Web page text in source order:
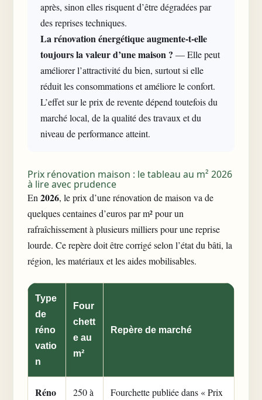
après, sinon elles risquent d’être dégradées par
des reprises techniques.
La rénovation énergétique augmente-t-elle
toujours la valeur d’une maison ? — Elle peut
améliorer l’attractivité du bien, surtout si elle
réduit les consommations et améliore le confort.
L’effet sur le prix de revente dépend toutefois du
marché local, de la qualité des travaux et du
niveau de performance atteint.
Prix rénovation maison : le tableau au m² 2026
à lire avec prudence
En 2026, le prix d’une rénovation de maison va de
quelques centaines d’euros par m² pour un
rafraîchissement à plusieurs milliers pour une reprise
lourde. Ce repère doit être corrigé selon l’état du bâti, la
région, les matériaux et les aides mobilisables.
Type
de
réno
vatio
n
Four
chett
e au
m²
Repère de marché
Réno
250 à
Fourchette publiée dans « Prix